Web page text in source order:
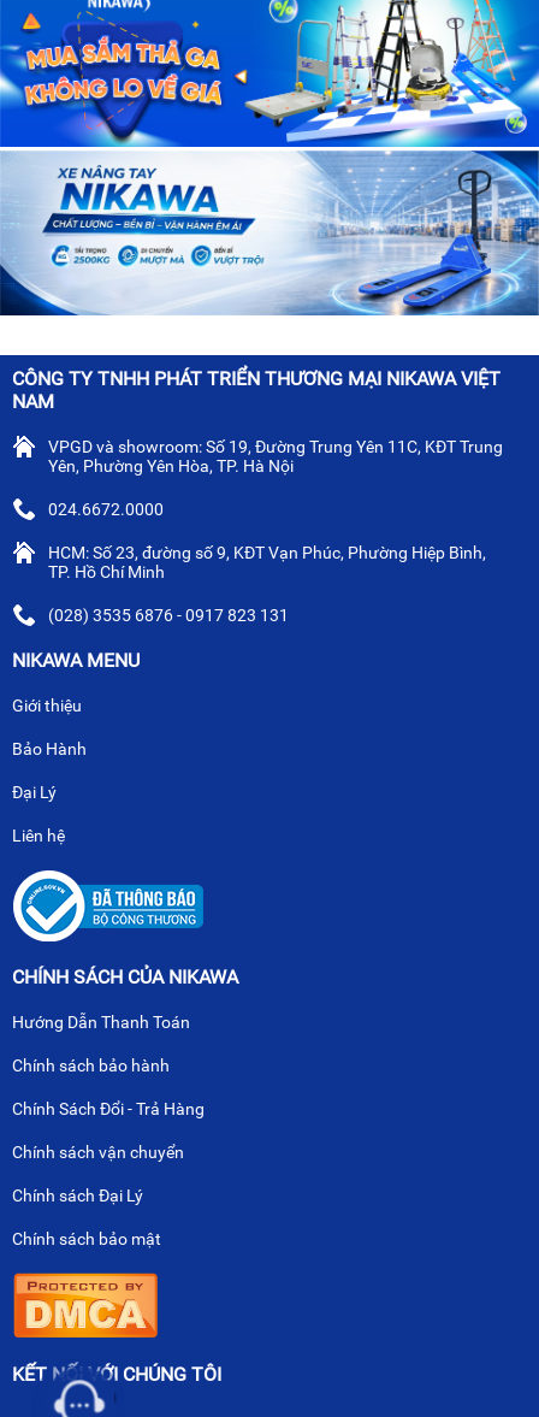
CÔNG TY TNHH PHÁT TRIỂN THƯƠNG MẠI NIKAWA VIỆT
NAM
VPGD và showroom: Số 19, Đường Trung Yên 11C, KĐT Trung
Yên, Phường Yên Hòa, TP. Hà Nội
024.6672.0000
HCM: Số 23, đường số 9, KĐT Vạn Phúc, Phường Hiệp Bình,
TP. Hồ Chí Minh
(028) 3535 6876 - 0917 823 131
NIKAWA MENU
Giới thiệu
Bảo Hành
Đại Lý
Liên hệ
CHÍNH SÁCH CỦA NIKAWA
Hướng Dẫn Thanh Toán
Chính sách bảo hành
Chính Sách Đổi - Trả Hàng
Chính sách vận chuyển
Chính sách Đại Lý
Chính sách bảo mật
KẾT NỐI VỚI CHÚNG TÔI